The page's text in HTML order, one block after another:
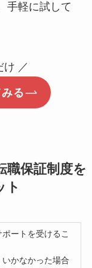
手軽に試して
け ／
る
職保証制度を
ト
ートを受けるこ
いかなかった場合